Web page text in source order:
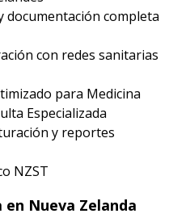
documentación completa
con redes sanitarias
para Medicina
Especializada
y reportes
NZST
Nueva Zelanda